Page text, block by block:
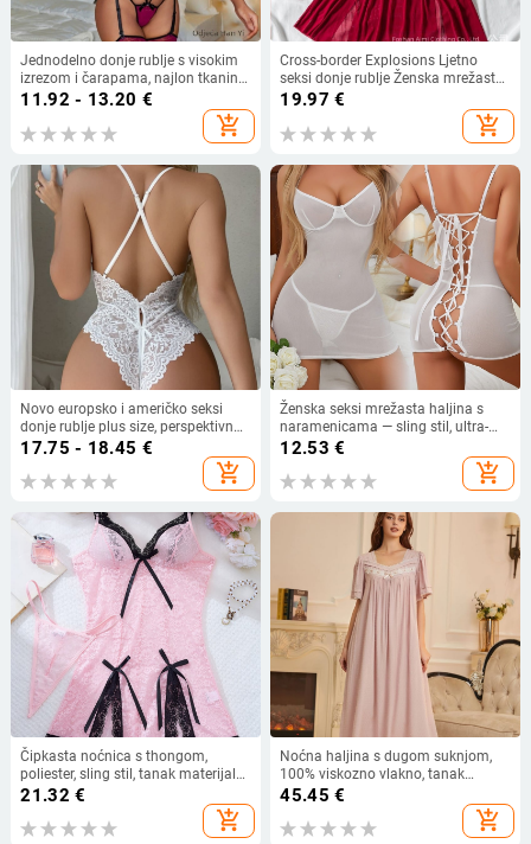
Jednodelno donje rublje s visokim
izrezom i čarapama, najlon tkanina,
90–95% najlona, 161–180 g/m2,
dekolte koji otkriva grudi, proljeće
2025
11.92 - 13.20 €
add_shopping_cart
Cross-border Explosions Ljetno
seksi donje rublje Ženska mrežasta
spavaćica Crvena čipka s vezom
19.97 €
add_shopping_cart
Novo europsko i američko seksi
donje rublje plus size, perspektivno
seksi čipkasto otvoreno međunožje
s mašnom, spojeno donje rublje
17.75 - 18.45 €
add_shopping_cart
Ženska seksi mrežasta haljina s
naramenicama — sling stil, ultra-
tanki poliester, 90–95% glavnog
12.53 €
add_shopping_cart
Čipkasta noćnica s thongom,
poliester, sling stil, tanak materijal
101–120 g/m², postotak poliester
21.32 €
add_shopping_cart
Noćna haljina s dugom suknjom,
100% viskozno vlakno, tanak
materijal, četvrtasti ovratnik, rukavi
45.45 €
add_shopping_cart